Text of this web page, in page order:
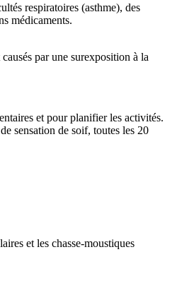
respiratoires (asthme), des
médicaments.
par une surexposition à la
et pour planifier les activités.
sensation de soif, toutes les 20
et les chasse-moustiques